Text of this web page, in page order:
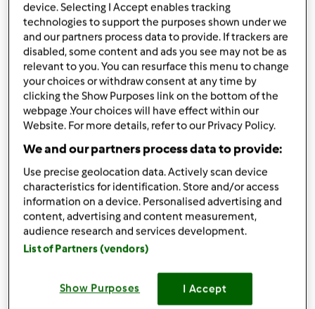
Ingredienti
Tortini
40grammiformaggio pecorino
40grammipane raffermo
3uova medie
1cucchiaiocapperi
sale e pepe
Purea di sedano
grammipatate
olio extravergine di oliva
device. Selecting I Accept enables tracking
technologies to support the purposes shown under we
and our partners process data to provide. If trackers are
disabled, some content and ads you see may not be as
relevant to you. You can resurface this menu to change
your choices or withdraw consent at any time by
clicking the Show Purposes link on the bottom of the
webpage .Your choices will have effect within our
Website. For more details, refer to our Privacy Policy.
We and our partners process data to provide:
Use precise geolocation data. Actively scan device
characteristics for identification. Store and/or access
information on a device. Personalised advertising and
content, advertising and content measurement,
audience research and services development.
List of Partners (vendors)
Show Purposes I Accept